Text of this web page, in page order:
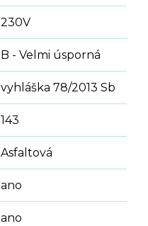
230V
B - Velmi úsporná
vyhláška 78/2013 Sb
143
Asfaltová
ano
ano